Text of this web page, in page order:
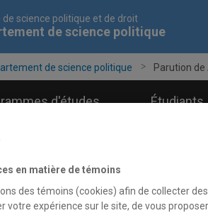
de science politique et de droit
de science politique
de science politique Parution de
d'études Étudiants
en matière de témoins
des témoins (cookies) afin de collecter
votre expérience sur le site, de vous